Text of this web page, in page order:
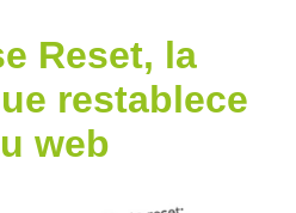
Reset, la
restablece
web